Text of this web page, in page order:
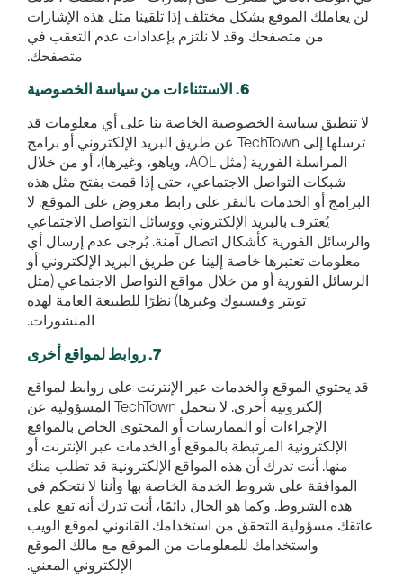
لن يعاملك الموقع بشكل مختلف إذا تلقينا مثل هذه الإشارات
من متصفحك وقد لا نلتزم بإعدادات عدم التعقب في
متصفحك.
لا تنطبق سياسة الخصوصية الخاصة بنا على أي معلومات قد
ترسلها إلى TechTown عن طريق البريد الإلكتروني أو برامج
المراسلة الفورية (مثل AOL، وياهو، وغيرها)، أو من خلال
شبكات التواصل الاجتماعي، حتى إذا قمت بفتح مثل هذه
البرامج أو الخدمات بالنقر على رابط معروض على الموقع. لا
يُعترف بالبريد الإلكتروني ووسائل التواصل الاجتماعي
والرسائل الفورية كأشكال اتصال آمنة. يُرجى عدم إرسال أي
معلومات تعتبرها خاصة إلينا عن طريق البريد الإلكتروني أو
الرسائل الفورية أو من خلال مواقع التواصل الاجتماعي (مثل
تويتر وفيسبوك وغيرها) نظرًا للطبيعة العامة لهذه
المنشورات.
قد يحتوي الموقع والخدمات عبر الإنترنت على روابط لمواقع
إلكترونية أخرى. لا تتحمل TechTown المسؤولية عن
الإجراءات أو الممارسات أو المحتوى الخاص بالمواقع
الإلكترونية المرتبطة بالموقع أو الخدمات عبر الإنترنت أو
منها. أنت تدرك أن هذه المواقع الإلكترونية قد تطلب منك
الموافقة على شروط الخدمة الخاصة بها وأننا لا نتحكم في
هذه الشروط. وكما هو الحال دائمًا، أنت تدرك أنه تقع على
عاتقك مسؤولية التحقق من استخدامك القانوني لموقع الويب
واستخدامك للمعلومات من الموقع مع مالك الموقع
الإلكتروني المعني.